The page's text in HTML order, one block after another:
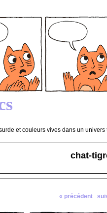
et couleurs vives dans un
chat-
« précédent